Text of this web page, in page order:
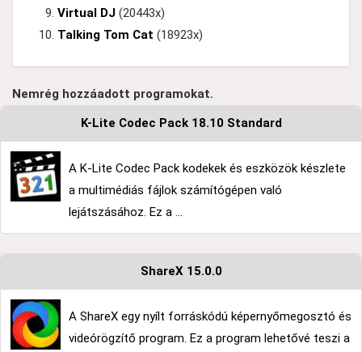
Virtual DJ (20443x)
Talking Tom Cat (18923x)
Nemrég hozzáadott programokat.
K-Lite Codec Pack 18.10 Standard
A K-Lite Codec Pack kodekek és eszközök készlete
a multimédiás fájlok számítógépen való
lejátszásához. Ez a ...
ShareX 15.0.0
A ShareX egy nyílt forráskódú képernyőmegosztó és
videórögzítő program. Ez a program lehetővé teszi a